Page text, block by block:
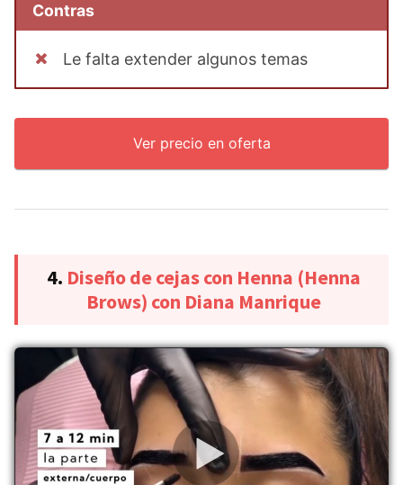
Contras
Le falta extender algunos temas
Ver precio en oferta
4. Diseño de cejas con Henna (Henna
Brows) con Diana Manrique